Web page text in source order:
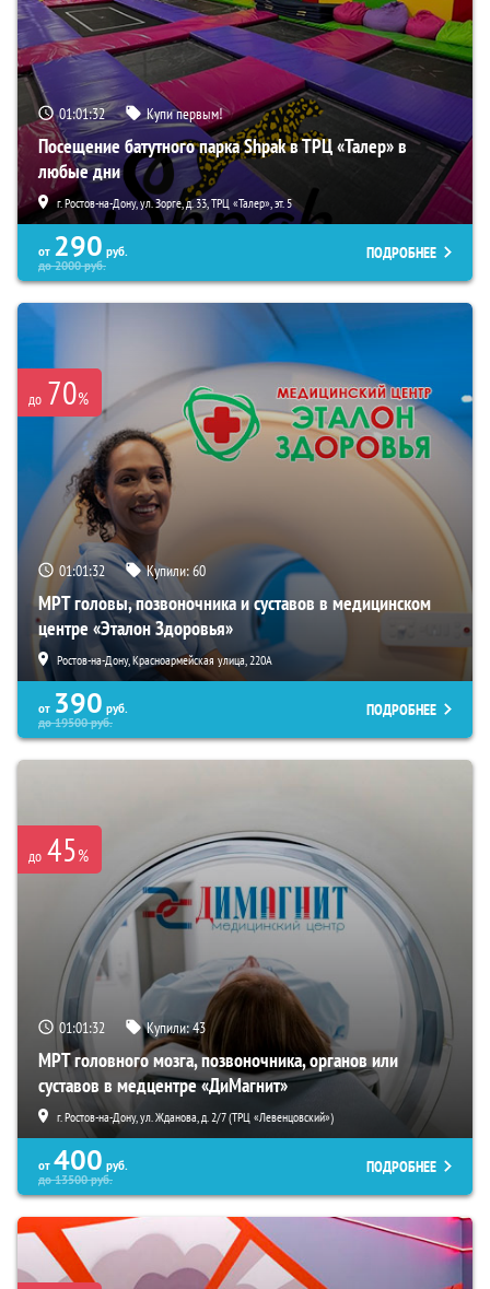
01:01:31 Купи первым!
Посещение батутного парка Shpak в ТРЦ «Талер» в
любые дни
г. Ростов-на-Дону, ул. Зорге, д. 33, ТРЦ «Талер», эт. 5
от 290 руб.
до2000руб.
ПОДРОБНЕЕ
до 70%
01:01:31 Купили:60
МРТ головы, позвоночника и суставов в медицинском
центре «Эталон Здоровья»
Ростов-на-Дону, Красноармейская улица, 220А
от 390 руб.
до19500руб.
ПОДРОБНЕЕ
до 45%
01:01:31 Купили:43
МРТ головного мозга, позвоночника, органов или
суставов в медцентре «ДиМагнит»
г. Ростов-на-Дону, ул. Жданова, д. 2/7 (ТРЦ «Левенцовский»)
от 400 руб.
до13500руб.
ПОДРОБНЕЕ